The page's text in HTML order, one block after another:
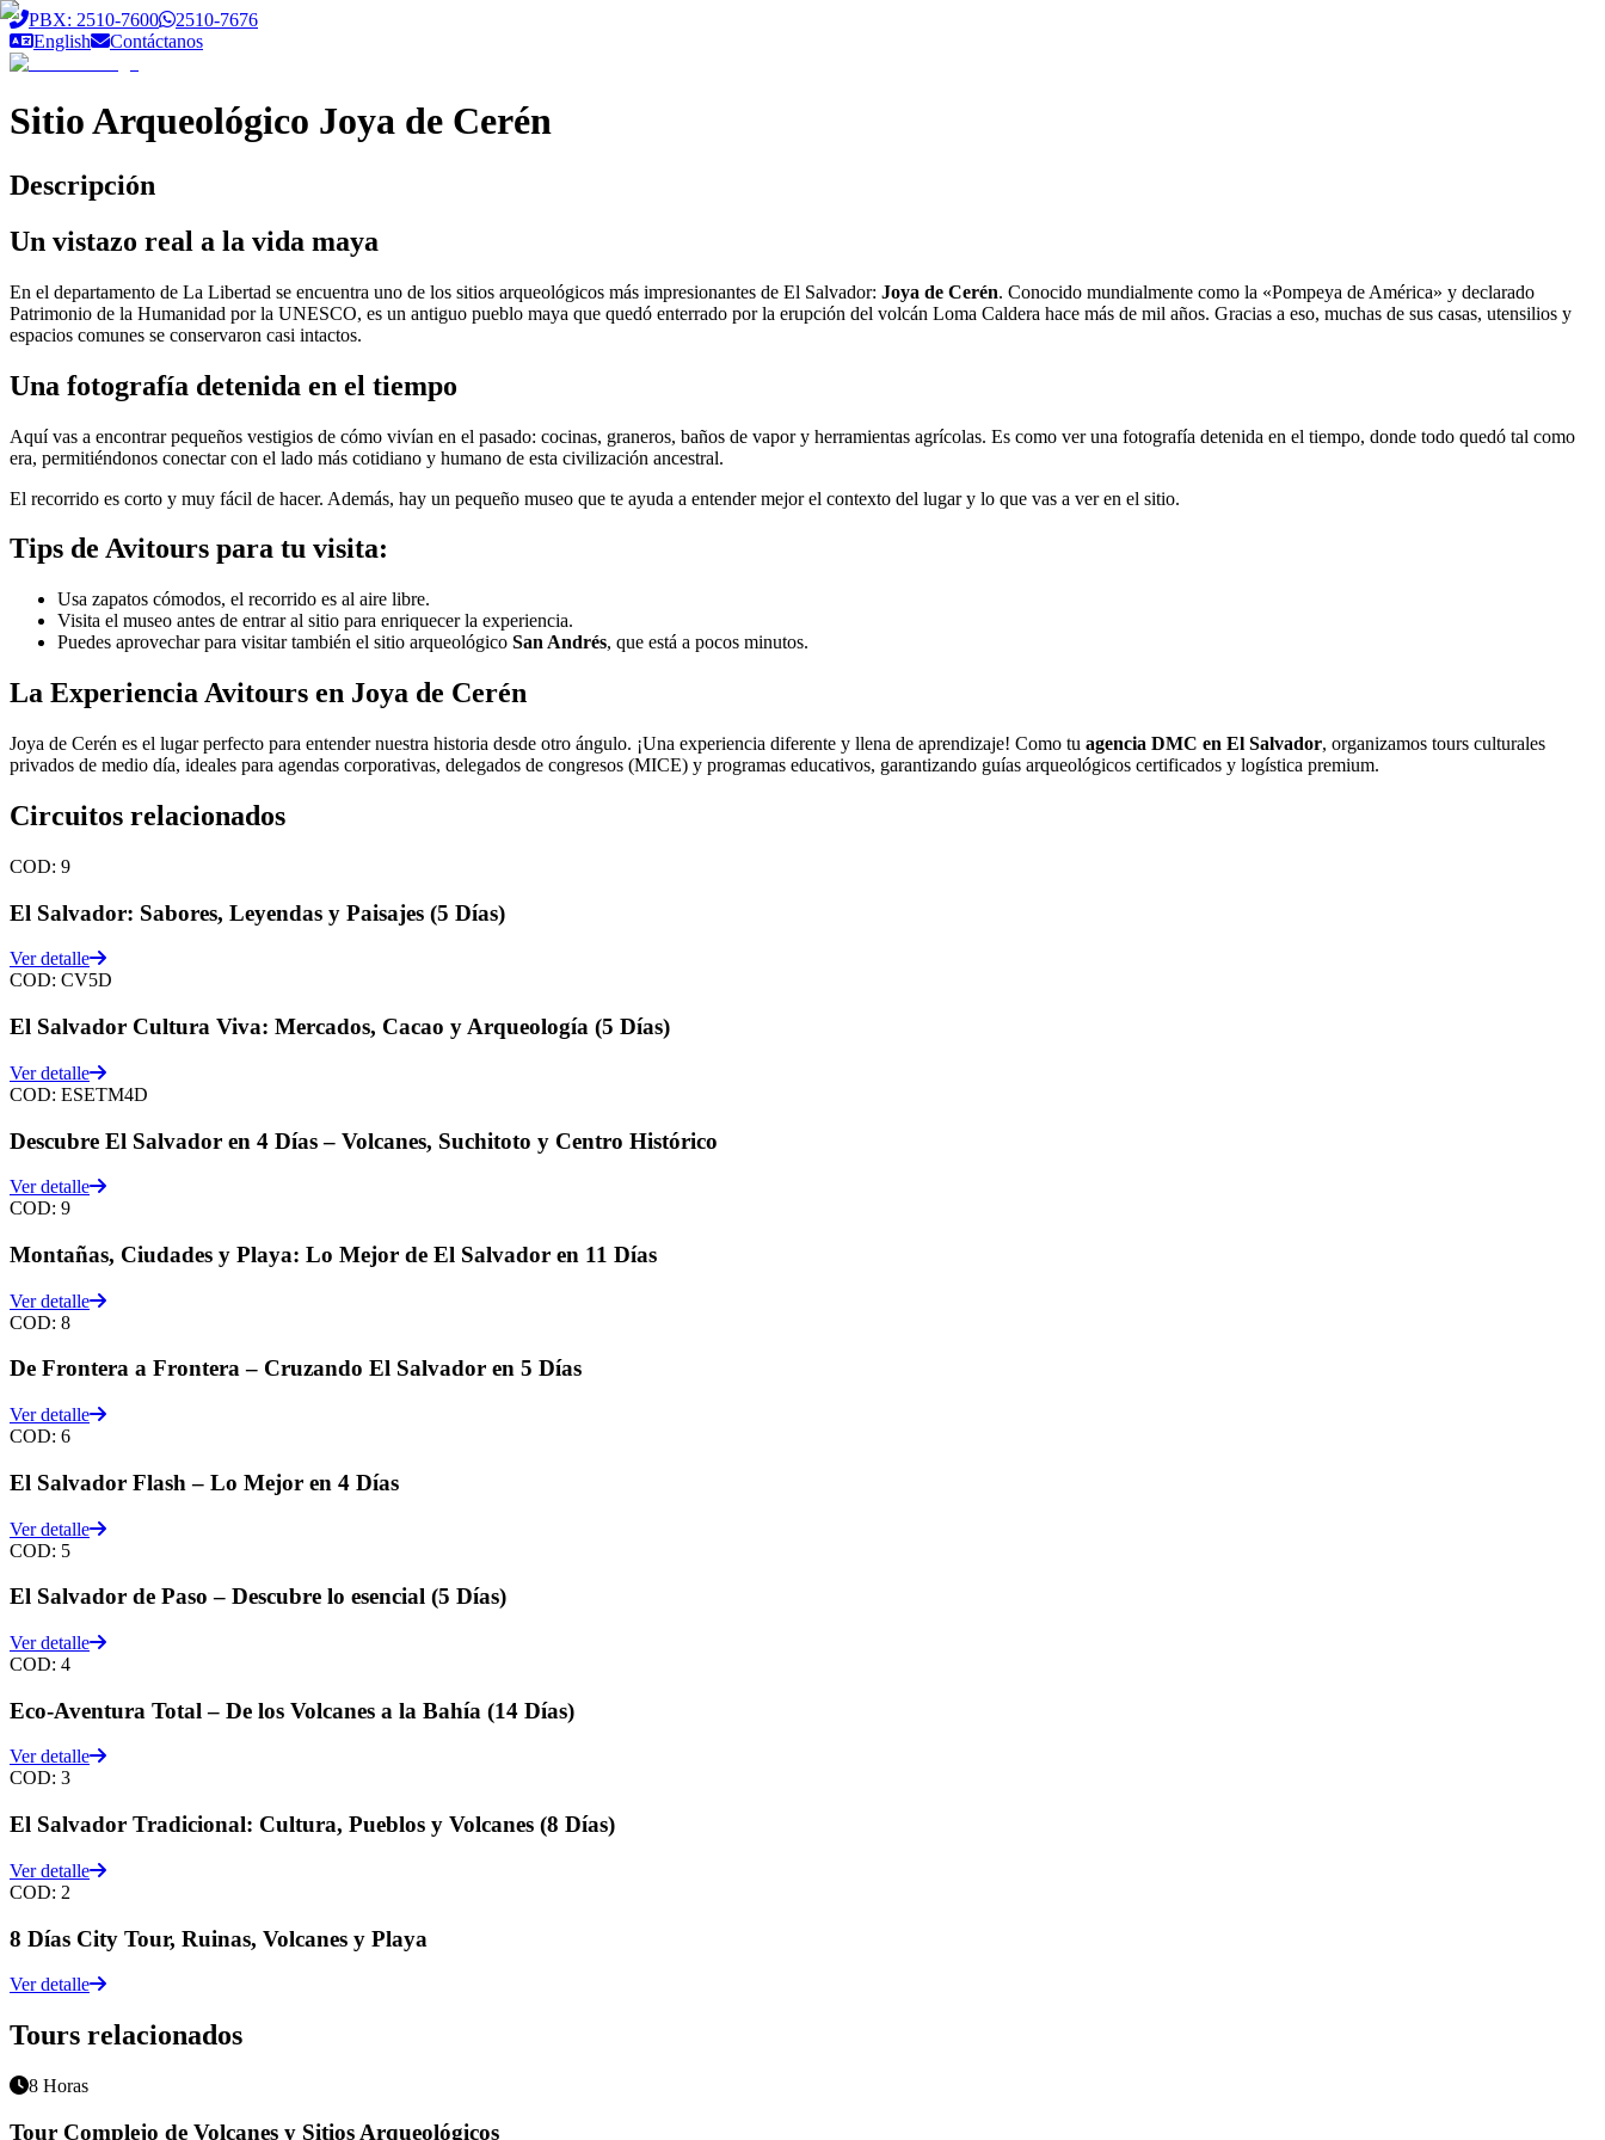
Saltar al contenido principal
PBX: 2510-7600
2510-7676
English
Contáctanos
Sitio Arqueológico Joya de Cerén
Descripción
Un vistazo real a la vida maya
En el departamento de La Libertad se encuentra uno de los sitios arqueológicos más impresionantes de El Salvador: Joya de Cerén. Conocido mundialmente como la «Pompeya de América» y declarado
Patrimonio de la Humanidad por la UNESCO, es un antiguo pueblo maya que quedó enterrado por la erupción del volcán Loma Caldera hace más de mil años. Gracias a eso, muchas de sus casas, utensilios y
espacios comunes se conservaron casi intactos.
Una fotografía detenida en el tiempo
Aquí vas a encontrar pequeños vestigios de cómo vivían en el pasado: cocinas, graneros, baños de vapor y herramientas agrícolas. Es como ver una fotografía detenida en el tiempo, donde todo quedó tal como
era, permitiéndonos conectar con el lado más cotidiano y humano de esta civilización ancestral.
El recorrido es corto y muy fácil de hacer. Además, hay un pequeño museo que te ayuda a entender mejor el contexto del lugar y lo que vas a ver en el sitio.
Tips de Avitours para tu visita:
Usa zapatos cómodos, el recorrido es al aire libre.
Visita el museo antes de entrar al sitio para enriquecer la experiencia.
Puedes aprovechar para visitar también el sitio arqueológico San Andrés, que está a pocos minutos.
La Experiencia Avitours en Joya de Cerén
Joya de Cerén es el lugar perfecto para entender nuestra historia desde otro ángulo. ¡Una experiencia diferente y llena de aprendizaje! Como tu agencia DMC en El Salvador, organizamos tours culturales
privados de medio día, ideales para agendas corporativas, delegados de congresos (MICE) y programas educativos, garantizando guías arqueológicos certificados y logística premium.
Circuitos relacionados
COD: 9
El Salvador: Sabores, Leyendas y Paisajes (5 Días)
Ver detalle
COD: CV5D
El Salvador Cultura Viva: Mercados, Cacao y Arqueología (5 Días)
Ver detalle
COD: ESETM4D
Descubre El Salvador en 4 Días – Volcanes, Suchitoto y Centro Histórico
Ver detalle
COD: 9
Montañas, Ciudades y Playa: Lo Mejor de El Salvador en 11 Días
Ver detalle
COD: 8
De Frontera a Frontera – Cruzando El Salvador en 5 Días
Ver detalle
COD: 6
El Salvador Flash – Lo Mejor en 4 Días
Ver detalle
COD: 5
El Salvador de Paso – Descubre lo esencial (5 Días)
Ver detalle
COD: 4
Eco-Aventura Total – De los Volcanes a la Bahía (14 Días)
Ver detalle
COD: 3
El Salvador Tradicional: Cultura, Pueblos y Volcanes (8 Días)
Ver detalle
COD: 2
8 Días City Tour, Ruinas, Volcanes y Playa
Ver detalle
Tours relacionados
8 Horas
Tour Complejo de Volcanes y Sitios Arqueológicos